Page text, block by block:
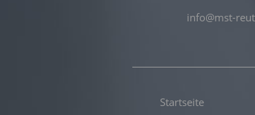
info@mst-
Startseite